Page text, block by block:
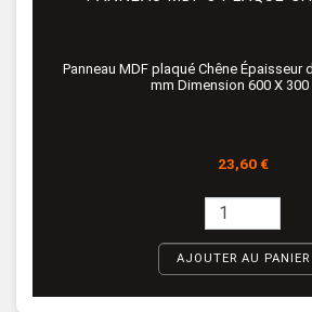
Panneau MDF plaqué Chêne Épaisseur
mm Dimension 600 X 300
Prix
23,60 €
AJOUTER AU PANIER